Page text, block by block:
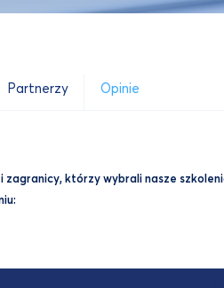
Partnerzy Opinie
którzy wybrali nasze